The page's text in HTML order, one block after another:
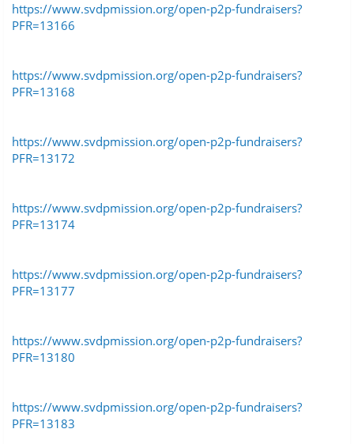
https://www.svdpmission.org/open-p2p-fundraisers?
PFR=13166
https://www.svdpmission.org/open-p2p-fundraisers?
PFR=13168
https://www.svdpmission.org/open-p2p-fundraisers?
PFR=13172
https://www.svdpmission.org/open-p2p-fundraisers?
PFR=13174
https://www.svdpmission.org/open-p2p-fundraisers?
PFR=13177
https://www.svdpmission.org/open-p2p-fundraisers?
PFR=13180
https://www.svdpmission.org/open-p2p-fundraisers?
PFR=13183